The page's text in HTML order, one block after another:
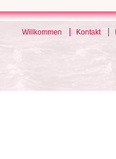
Willkommen Kontakt